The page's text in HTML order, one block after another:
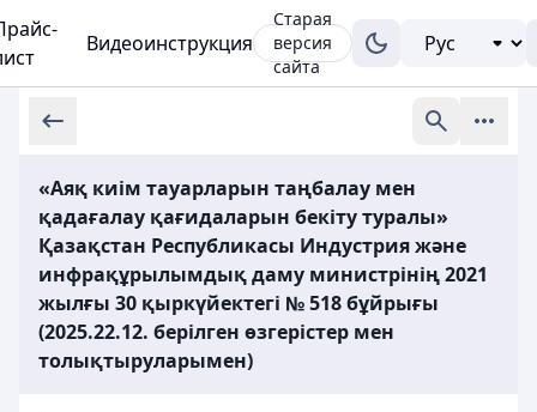
Видеоинструкция
Старая
версия
сайта
«Аяқ киім тауарларын таңбалау мен
қадағалау қағидаларын бекіту туралы»
Қазақстан Республикасы Индустрия және
инфрақұрылымдық даму министрінің 2021
жылғы 30 қыркүйектегі № 518 бұйрығы
(2025.22.12. берілген өзгерістер мен
толықтыруларымен)